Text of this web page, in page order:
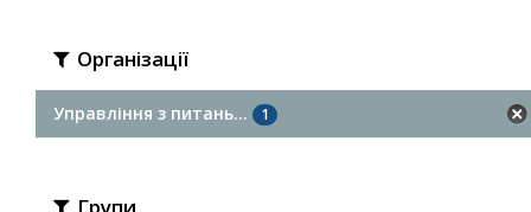
Організації
Управління з питань... 1